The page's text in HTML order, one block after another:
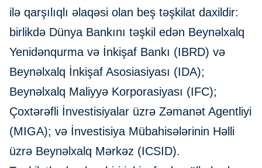
ilə qarşılıqlı əlaqəsi olan beş təşkilat daxildir:
birlikdə Dünya Bankını təşkil edən Beynəlxalq
Yenidənqurma və İnkişaf Bankı (IBRD) və
Beynəlxalq İnkişaf Asosiasiyası (IDA);
Beynəlxalq Maliyyə Korporasiyası (IFC);
Çoxtərəfli İnvestisiyalar üzrə Zəmanət Agentliyi
(MIGA); və İnvestisiya Mübahisələrinin Həlli
üzrə Beynəlxalq Mərkəz (ICSID).